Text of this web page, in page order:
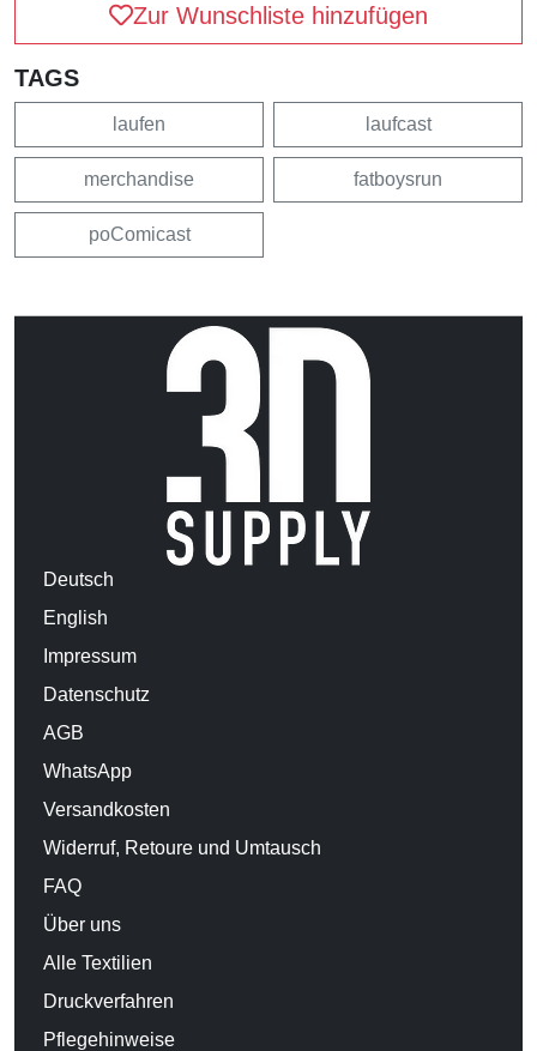
Zur Wunschliste hinzufügen
TAGS
laufen laufcast
merchandise fatboysrun
poComicast
Deutsch
English
Impressum
Datenschutz
AGB
WhatsApp
Versandkosten
Widerruf, Retoure und Umtausch
FAQ
Über uns
Alle Textilien
Druckverfahren
Pflegehinweise